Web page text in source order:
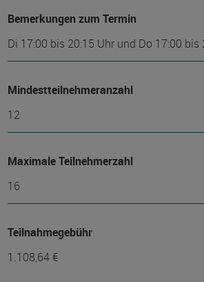
Bemerkungen zum Termin
Di 17:00 bis 20:15 Uhr und Do 17:00 bis
Mindest­teilnehmer­anzahl
12
Maximale Teilnehmerzahl
16
Teilnahmegebühr
1.108,64 €